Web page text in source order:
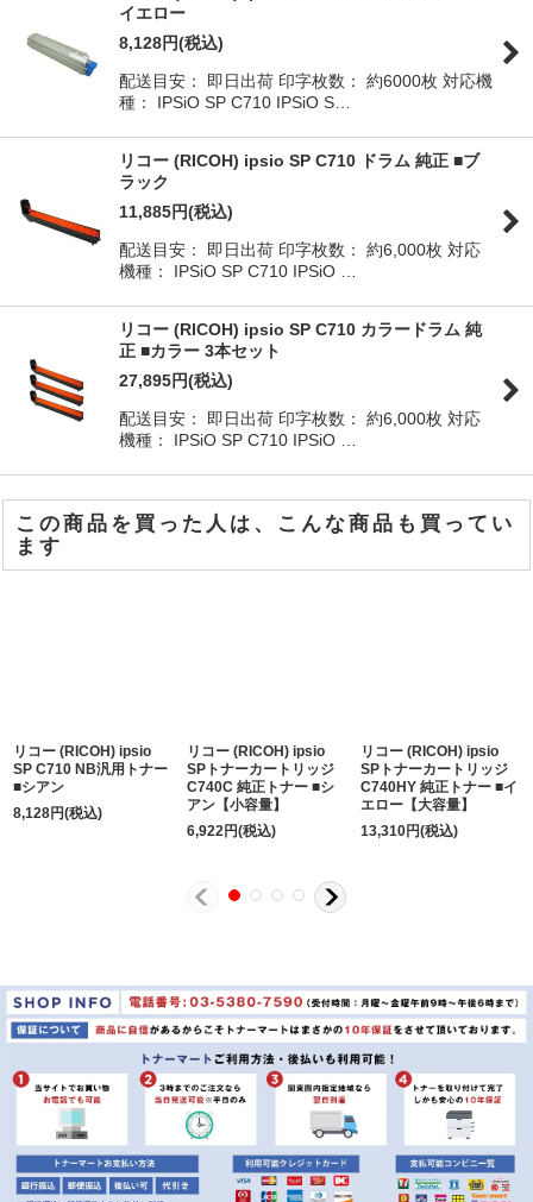
イエロー
8,128円(税込)
配送目安： 即日出荷 印字枚数： 約6000枚 対応機
種： IPSiO SP C710 IPSiO S…
リコー (RICOH) ipsio SP C710 ドラム 純正 ■ブ
ラック
11,885円(税込)
配送目安： 即日出荷 印字枚数： 約6,000枚 対応
機種： IPSiO SP C710 IPSiO …
リコー (RICOH) ipsio SP C710 カラードラム 純
正 ■カラー 3本セット
27,895円(税込)
配送目安： 即日出荷 印字枚数： 約6,000枚 対応
機種： IPSiO SP C710 IPSiO …
この商品を買った人は、こんな商品も買ってい
ます
リコー (RICOH) ipsio
SP C710 NB汎用トナー
■シアン
8,128円(税込)
リコー (RICOH) ipsio
SPトナーカートリッジ
C740C 純正トナー ■シ
アン【小容量】
6,922円(税込)
リコー (RICOH) ipsio
SPトナーカートリッジ
C740HY 純正トナー ■イ
エロー【大容量】
13,310円(税込)